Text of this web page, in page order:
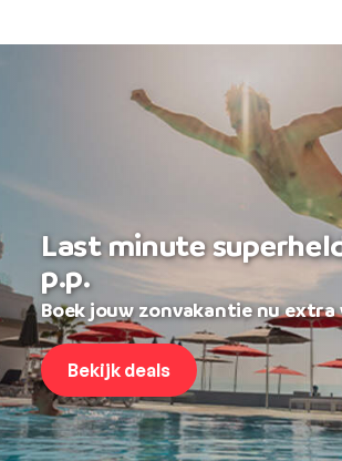
Last minute
p.p.
Boek jouw zonvakantie nu extra
Bekijk deals